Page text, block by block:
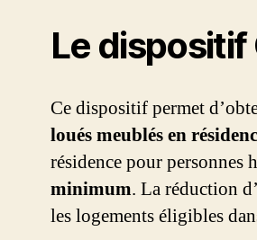
Le
Ce dispositif permet
loués meublés en
résidence pour personnes
minimum. La réduction
les logements éligibles